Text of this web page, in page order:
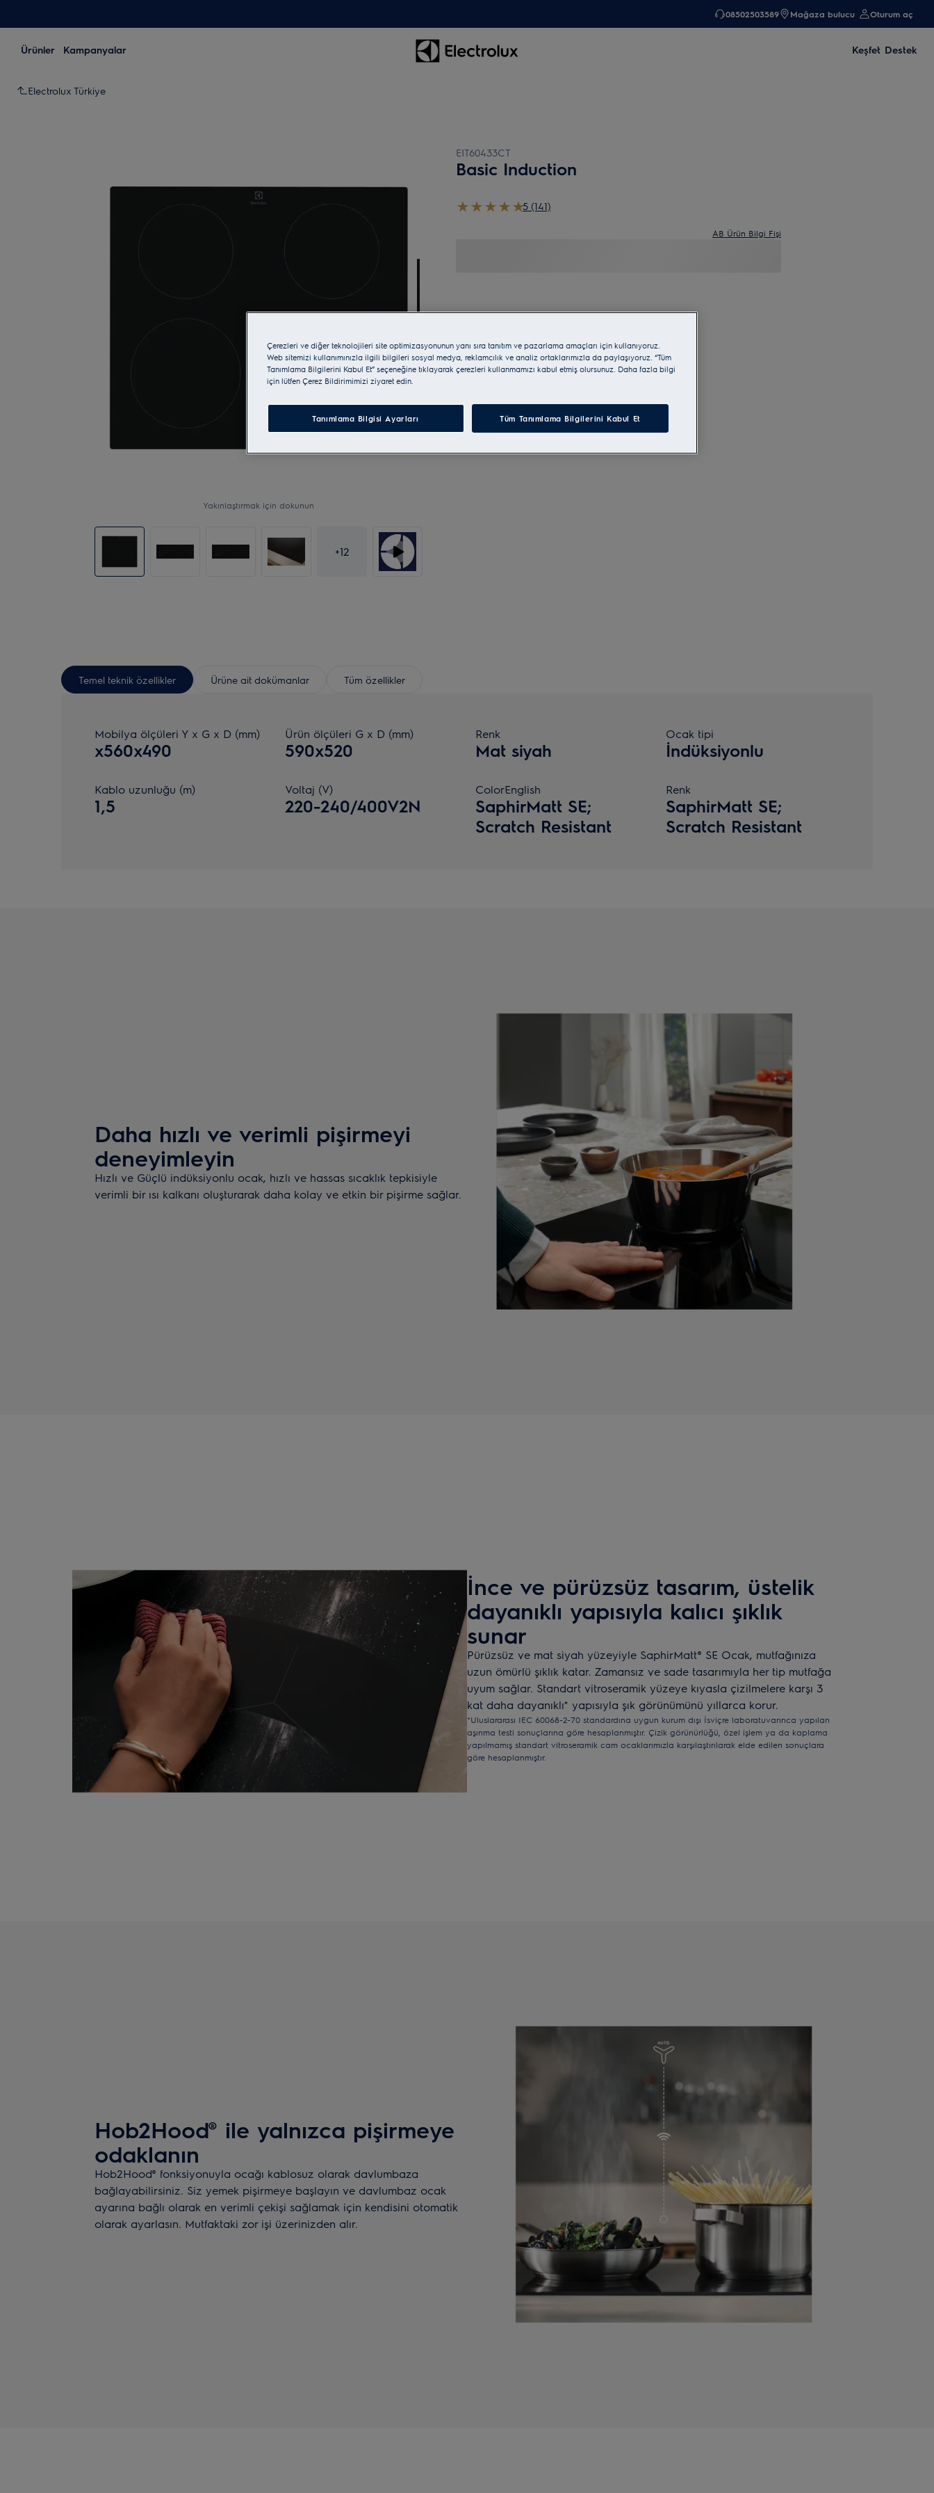
08502503589 Mağaza bulucu Oturum aç
Ürünler Kampanyalar Keşfet Destek
Electrolux Türkiye
Yakınlaştırmak için dokunun
+12
EIT60433CT
Basic Induction
5 (141)
AB Ürün Bilgi Fişi
Temel teknik özellikler Ürüne ait dokümanlar Tüm özellikler
Mobilya ölçüleri Y x G x D (mm)
x560x490
Ürün ölçüleri G x D (mm)
590x520
Renk
Mat siyah
Ocak tipi
İndüksiyonlu
Kablo uzunluğu (m)
1,5
Voltaj (V)
220-240/400V2N
ColorEnglish
SaphirMatt SE;
Scratch Resistant
Renk
SaphirMatt SE;
Scratch Resistant
Daha hızlı ve verimli pişirmeyi
deneyimleyin
Hızlı ve Güçlü indüksiyonlu ocak, hızlı ve hassas sıcaklık tepkisiyle
verimli bir ısı kalkanı oluşturarak daha kolay ve etkin bir pişirme sağlar.
İnce ve pürüzsüz tasarım, üstelik
dayanıklı yapısıyla kalıcı şıklık
sunar
Pürüzsüz ve mat siyah yüzeyiyle SaphirMatt® SE Ocak, mutfağınıza
uzun ömürlü şıklık katar. Zamansız ve sade tasarımıyla her tip mutfağa
uyum sağlar. Standart vitroseramik yüzeye kıyasla çizilmelere karşı 3
kat daha dayanıklı* yapısıyla şık görünümünü yıllarca korur.
*Uluslararası IEC 60068-2-70 standardına uygun kurum dışı İsviçre laboratuvarınca yapılan
aşınma testi sonuçlarına göre hesaplanmıştır. Çizik görünürlüğü, özel işlem ya da kaplama
yapılmamış standart vitroseramik cam ocaklarımızla karşılaştırılarak elde edilen sonuçlara
göre hesaplanmıştır.
Hob2Hood® ile yalnızca pişirmeye
odaklanın
Hob2Hood® fonksiyonuyla ocağı kablosuz olarak davlumbaza
bağlayabilirsiniz. Siz yemek pişirmeye başlayın ve davlumbaz ocak
ayarına bağlı olarak en verimli çekişi sağlamak için kendisini otomatik
olarak ayarlasın. Mutfaktaki zor işi üzerinizden alır.
Çerezleri ve diğer teknolojileri site optimizasyonunun yanı sıra tanıtım ve pazarlama amaçları için kullanıyoruz.
Web sitemizi kullanımınızla ilgili bilgileri sosyal medya, reklamcılık ve analiz ortaklarımızla da paylaşıyoruz. “Tüm
Tanımlama Bilgilerini Kabul Et” seçeneğine tıklayarak çerezleri kullanmamızı kabul etmiş olursunuz. Daha fazla bilgi
için lütfen Çerez Bildirimimizi ziyaret edin.
Tanımlama Bilgisi Ayarları Tüm Tanımlama Bilgilerini Kabul Et